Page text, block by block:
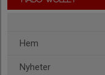
Hem
Nyheter